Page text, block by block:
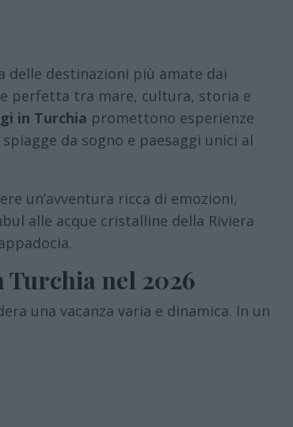
delle destinazioni più amate dai
perfetta tra mare, cultura, storia e
in Turchia promettono esperienze
da sogno e paesaggi unici al
un’avventura ricca di emozioni,
alle acque cristalline della Riviera
Turchia nel 2026
una vacanza varia e dinamica. In un